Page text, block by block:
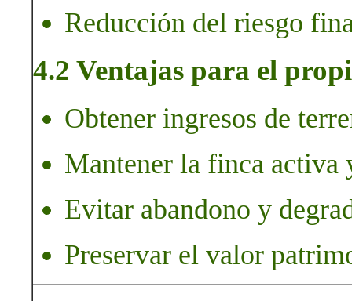
Reducción del riesgo
4.2 Ventajas para el
Obtener ingresos de
Mantener la finca activa
Evitar abandono y
Preservar el valor